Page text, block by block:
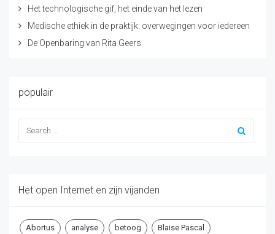
Het technologische gif, het einde van het lezen
Medische ethiek in de praktijk: overwegingen voor iedereen
De Openbaring van Rita Geers
populair
Het open Internet en zijn vijanden
Abortus analyse betoog Blaise Pascal